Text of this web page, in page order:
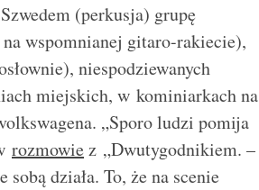
(perkusja) grupę
wspomnianej gitaro-rakiecie),
niespodziewanych
miejskich, w kominiarkach na
„Sporo ludzi pomija
rozmowiez „Dwutygodnikiem. –
działa. To, że na scenie